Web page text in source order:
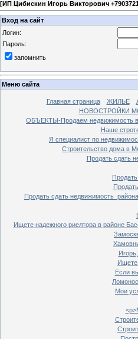
[ИП Цибискин Игорь Викторович
Вход на сайт
Логин:
Пароль:
запомнить
Меню сайта
Главная страница ЖИЛЬЁ
НОВОСТРОЙКИ
ОБЪЕКТЫ-Продаем недвижимость в
Наше
Я специалист по
Строительство дома в
Продать сдать
Продать сдать недвижимость
Ищете надежного риелтора в районе
Ищете
Если
Мои